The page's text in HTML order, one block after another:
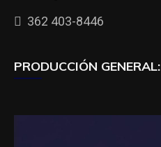
362 403-8446
PRODUCCIÓN GENERAL: